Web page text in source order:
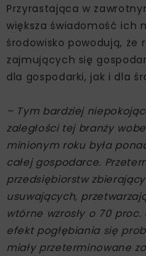
Przyrastająca w
większa świadomość ich
środowisko powodują, że
zajmujących się
dla gospodarki, jak i dla
– Tym bardziej
zaległości tej branży
minionym roku była
całej gospodarce.
przedsiębiorstw
usuwających,
wtórne wzrosły o 70 proc.
efekt pogłębiania się
miały przeterminowane